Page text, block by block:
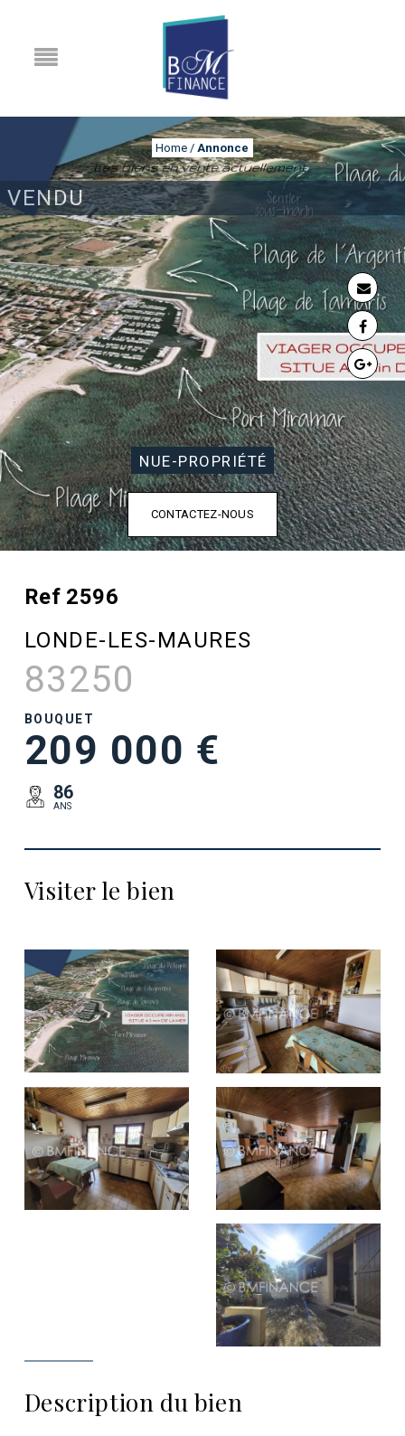
VENDU
Home / Annonce
ANNONCE
NUE-PROPRIÉTÉ
CONTACTEZ-NOUS
Ref 2596
LONDE-LES-MAURES
83250
BOUQUET
209 000 €
86
ANS
Visiter le bien
Description du bien